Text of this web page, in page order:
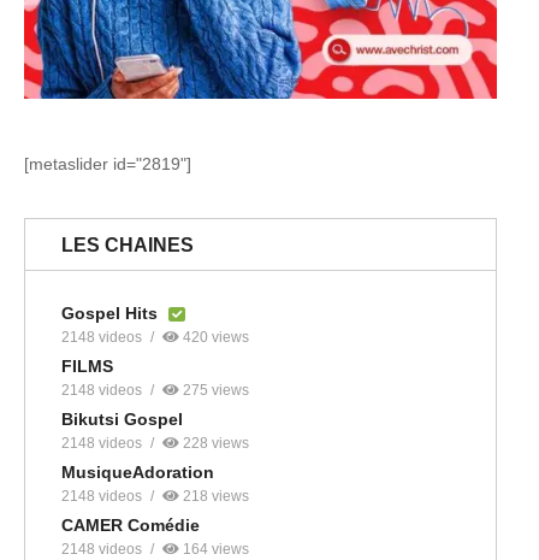
[metaslider id="2819"]
LES CHAINES
Gospel Hits
2148 videos 420 views
FILMS
2148 videos 275 views
Bikutsi Gospel
2148 videos 228 views
MusiqueAdoration
2148 videos 218 views
CAMER Comédie
2148 videos 164 views